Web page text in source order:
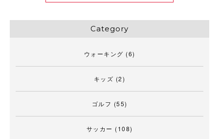
Category
ウォーキング (6)
キッズ (2)
ゴルフ (55)
サッカー (108)